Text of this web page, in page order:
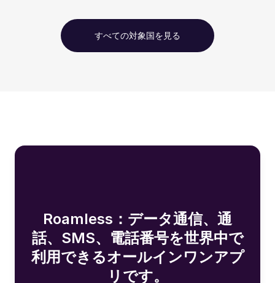
すべての対象国を見る
Roamless：データ通信、通
話、SMS、電話番号を世界中で
利用できるオールインワンアプ
リです。